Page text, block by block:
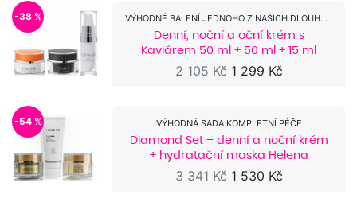
-38 % VÝHODNÉ BALENÍ JEDNOHO Z NAŠICH DLOUHOLETÝCH...
Denní, noční a oční krém s
Kaviárem 50 ml + 50 ml + 15 ml
2 105 Kč 1 299 Kč
-54 % VÝHODNÁ SADA KOMPLETNÍ PÉČE
Diamond Set – denní a noční krém
+ hydratační maska Helena
3 341 Kč 1 530 Kč